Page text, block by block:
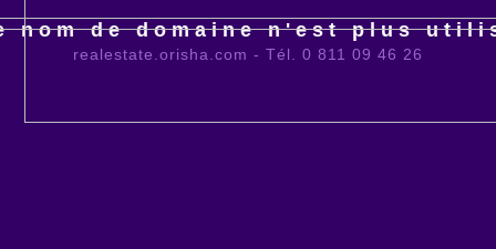
nom de domaine n'est plus
realestate.orisha.com - Tél. 0 811 09 46 26